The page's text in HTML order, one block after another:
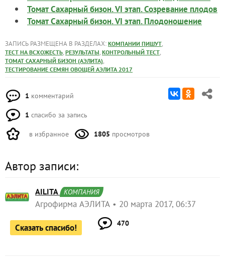
Томат Сахарный бизон. VI этап. Созревание плодов
Томат Сахарный бизон. VI этап. Плодоношение
ЗАПИСЬ РАЗМЕЩЕНА В РАЗДЕЛАХ: КОМПАНИИ ПИШУТ,
ТЕСТ НА ВСХОЖЕСТЬ, РЕЗУЛЬТАТЫ, КОНТРОЛЬНЫЙ ТЕСТ,
ТОМАТ САХАРНЫЙ БИЗОН (АЭЛИТА),
ТЕСТИРОВАНИЕ СЕМЯН ОВОЩЕЙ АЭЛИТА 2017
1 комментарий
1 спасибо за запись
в избранное 1805 просмотров
Автор записи:
AILITA КОМПАНИЯ
Агрофирма АЭЛИТА 20 марта 2017, 06:37
Сказать спасибо! 470